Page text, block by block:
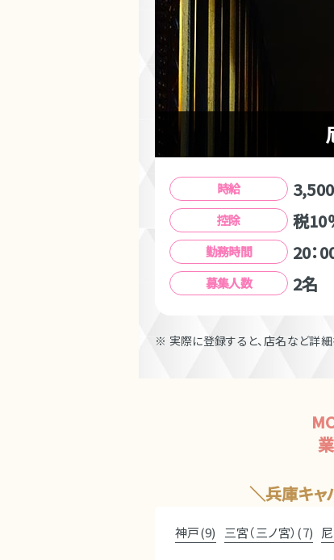
時給
控除 税10
勤務時間 20：
募集人数 2名
※ 実際に登録すると、店名など詳細
兵庫キャ
神戸(9) 三宮（三ノ宮）(7)